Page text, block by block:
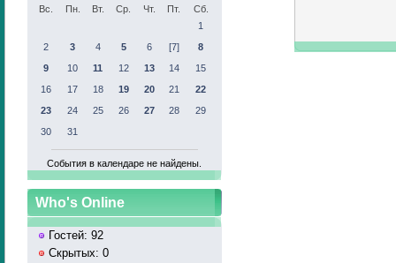
Вс.
Пн. Вт. Ср. Чт. Пт.
Сб.
1
2
3 4 5 6 [7]
8
9
10 11 12 13 14
15
16
17 18 19 20 21
22
23
24 25 26 27 28
29
30
31
События в календаре не найдены.
Who's Online
Гостей: 92
Скрытых: 0